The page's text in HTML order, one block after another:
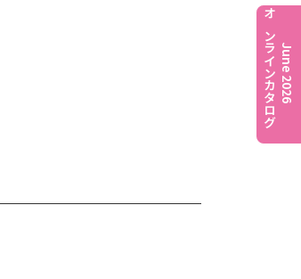
June 2026
オンラインカタログ